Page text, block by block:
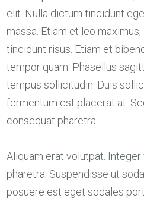
elit. Nulla dictum tincidunt
massa. Etiam et leo
tincidunt risus. Etiam et
tempor quam. Phasellus
tempus sollicitudin. Duis
fermentum est placerat at.
consequat pharetra.
Aliquam erat volutpat.
pharetra. Suspendisse ut
posuere est eget sodales